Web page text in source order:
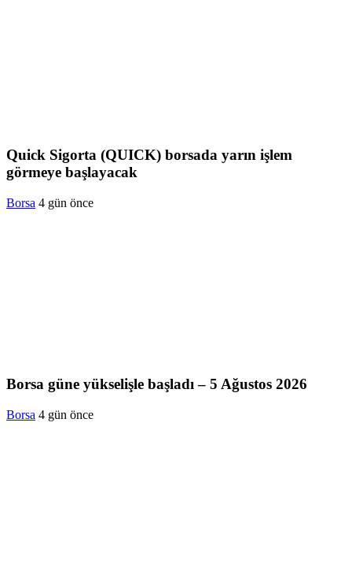
Quick Sigorta (QUICK) borsada yarın işlem
görmeye başlayacak
Borsa 4 gün önce
Borsa güne yükselişle başladı – 5 Ağustos 2026
Borsa 4 gün önce